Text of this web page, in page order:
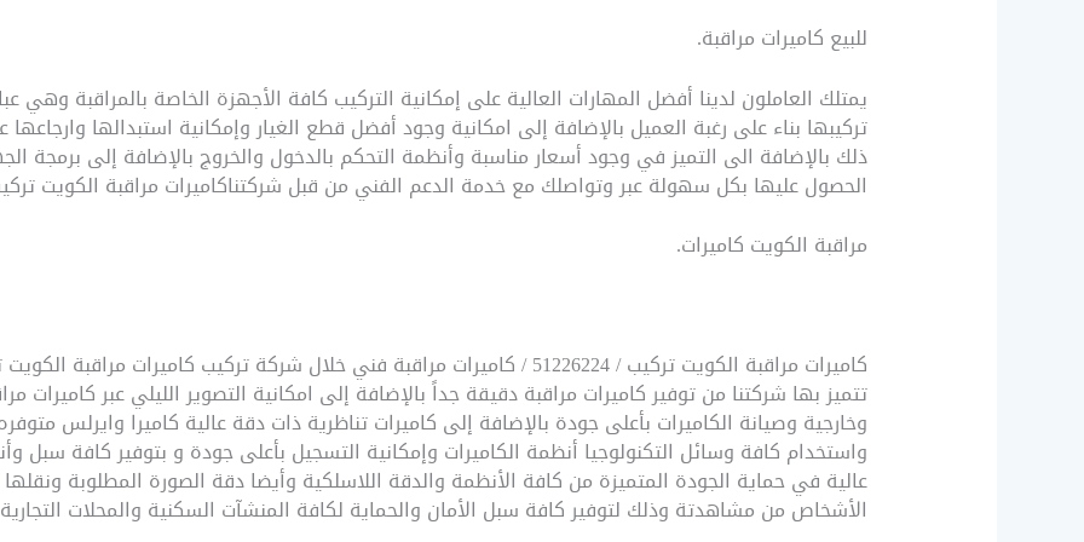
للبيع كاميرات مراقبة.
يمتلك العاملون لدينا أفضل المهارات العالية على إمكانية التركيب كافة الأجهزة الخاصة بالمراقبة
تركيبها بناء على رغبة العميل بالإضافة إلى امكانية وجود أفضل قطع الغيار وإمكانية استبدالها
ذلك بالإضافة الى التميز في وجود أسعار مناسبة وأنظمة التحكم بالدخول والخروج بالإضافة إلى برمجة
الحصول عليها بكل سهولة عبر وتواصلك مع خدمة الدعم الفني من قبل شركتناكاميرات مراقبة الكويت تركيب / 51226224 / كاميرات
مراقبة الكويت كاميرات.
كاميرات مراقبة الكويت تركيب / 51226224 / كاميرات مراقبة فني خلال شركة تركيب
تتميز بها شركتنا من توفير كاميرات مراقبة دقيقة جداً بالإضافة إلى امكانية التصوير الليلي عبر كاميرات
وخارجية وصيانة الكاميرات بأعلى جودة بالإضافة إلى كاميرات تناظرية ذات دقة عالية كاميرا وايرلس
واستخدام كافة وسائل التكنولوجيا أنظمة الكاميرات وإمكانية التسجيل بأعلى جودة و بتوفير كافة سبل
عالية في حماية الجودة المتميزة من كافة الأنظمة والدقة اللاسلكية وأيضا دقة الصورة المطلوبة
الأشخاص من مشاهدتة وذلك لتوفير كافة سبل الأمان والحماية لكافة المنشآت السكنية والمحلات